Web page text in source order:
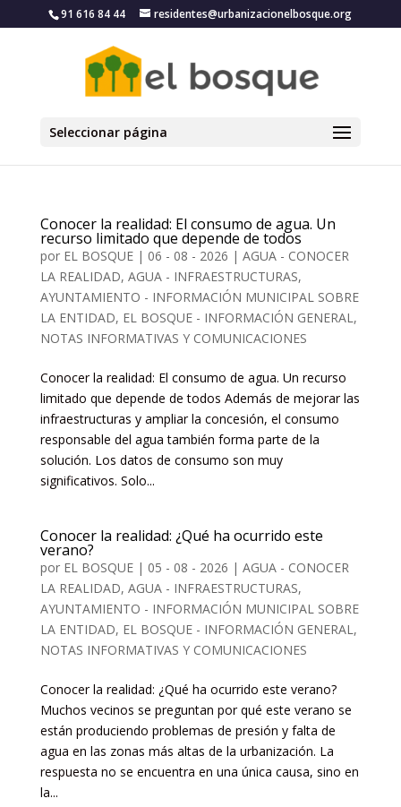
91 616 84 44 residentes@urbanizacionelbosque.org
Seleccionar página
Conocer la realidad: El consumo de agua. Un
recurso limitado que depende de todos
por EL BOSQUE| 06 - 08 - 2026 | AGUA - CONOCER
LA REALIDAD, AGUA - INFRAESTRUCTURAS,
AYUNTAMIENTO - INFORMACIÓN MUNICIPAL SOBRE
LA ENTIDAD, EL BOSQUE - INFORMACIÓN GENERAL,
NOTAS INFORMATIVAS Y COMUNICACIONES
Conocer la realidad: El consumo de agua. Un recurso
limitado que depende de todos Además de mejorar las
infraestructuras y ampliar la concesión, el consumo
responsable del agua también forma parte de la
solución. Los datos de consumo son muy
significativos. Solo...
Conocer la realidad: ¿Qué ha ocurrido este
verano?
por EL BOSQUE| 05 - 08 - 2026 | AGUA - CONOCER
LA REALIDAD, AGUA - INFRAESTRUCTURAS,
AYUNTAMIENTO - INFORMACIÓN MUNICIPAL SOBRE
LA ENTIDAD, EL BOSQUE - INFORMACIÓN GENERAL,
NOTAS INFORMATIVAS Y COMUNICACIONES
Conocer la realidad: ¿Qué ha ocurrido este verano?
Muchos vecinos se preguntan por qué este verano se
están produciendo problemas de presión y falta de
agua en las zonas más altas de la urbanización. La
respuesta no se encuentra en una única causa, sino en
la...